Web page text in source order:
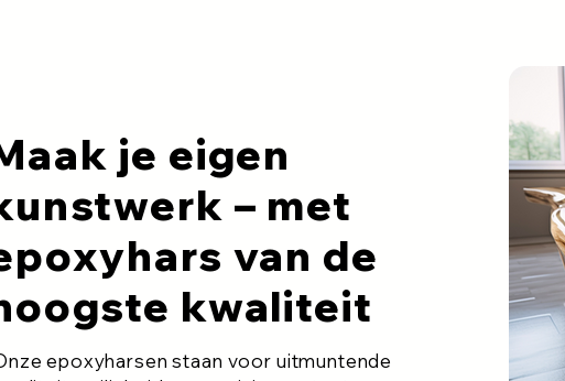
je eigen
– met
van de
kwaliteit
epoxyharsen staan voor uitmuntende